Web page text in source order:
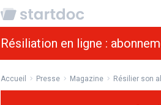
Résiliation en ligne :
Accueil Presse Magazine Résilier son